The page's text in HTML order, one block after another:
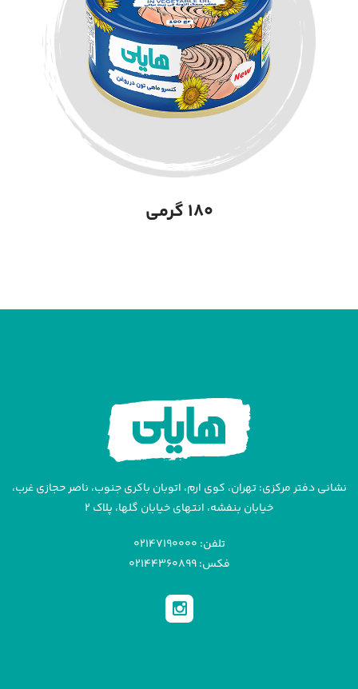
۱۸۰ گرمی
نشانی دفتر مرکزی: تهران، کوی ارم، اتوبان باکری جنوب، ناصر حجازی غرب،
خیابان بنفشه، انتهای خیابان گلها، پلاک ۲
تلفن: ۰۲۱۴۷۱۹۰۰۰۰
فکس: ۰۲۱۴۴۳۶۰۸۹۹